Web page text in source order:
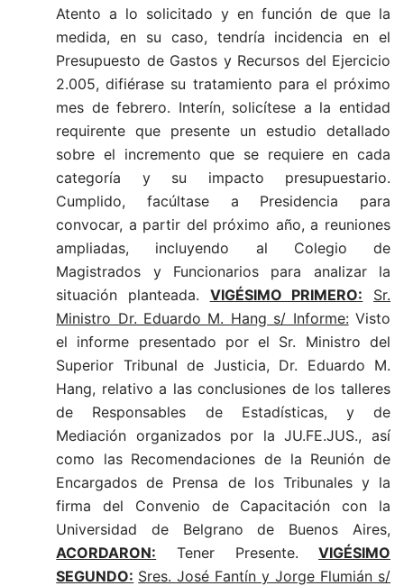
Atento a lo solicitado y en función de que la
medida, en su caso, tendría incidencia en el
Presupuesto de Gastos y Recursos del Ejercicio
2.005, difiérase su tratamiento para el próximo
mes de febrero. Interín, solicítese a la entidad
requirente que presente un estudio detallado
sobre el incremento que se requiere en cada
categoría y su impacto presupuestario.
Cumplido, facúltase a Presidencia para
convocar, a partir del próximo año, a reuniones
ampliadas, incluyendo al Colegio de
Magistrados y Funcionarios para analizar la
situación planteada. VIGÉSIMO PRIMERO:
Sr.
Ministro Dr. Eduardo M. Hang s/ Informe:Visto
el informe presentado por el Sr. Ministro del
Superior Tribunal de Justicia, Dr. Eduardo M.
Hang, relativo a las conclusiones de los talleres
de Responsables de Estadísticas, y de
Mediación organizados por la JU.FE.JUS., así
como las Recomendaciones de la Reunión de
Encargados de Prensa de los Tribunales y la
firma del Convenio de Capacitación con la
Universidad de Belgrano de Buenos Aires,
ACORDARON: Tener Presente.
VIGÉSIMO
SEGUNDO: Sres. José Fantín y Jorge Flumián s/